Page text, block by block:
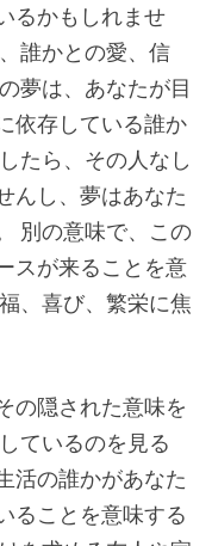
るかもしれませ
誰かとの愛、信
夢は、あなたが目
依存している誰か
たら、その人なし
んし、夢はあなた
別の意味で、この
スが来ることを意
、喜び、繁栄に焦
の隠された意味を
ているのを見る
活の誰かがあなた
ることを意味する